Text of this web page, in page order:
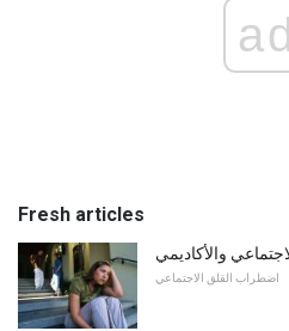
Fresh articles
اضطراب القلق الاجتماعي